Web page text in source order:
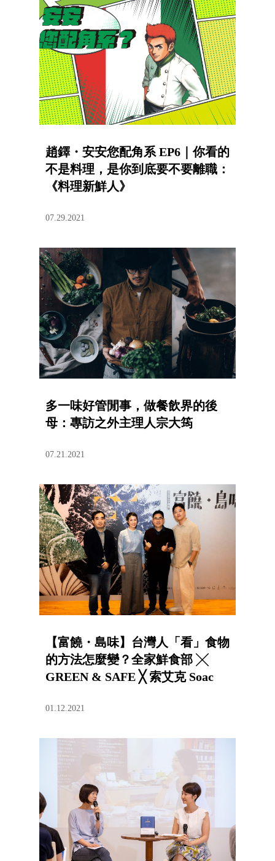
趙鐸・安安您配角系 EP6｜你看的
不是料理，是你到底要不要離職：
《料理新鮮人》
07.29.2021
多一味好管閒事，做餐飲界的後
母：專訪之外主理人宗大筠
07.21.2021
【富饒・島味】台灣人「看」食物
的方法怎麼變？全家鮮食部 ╳
GREEN & SAFE ╳ 索艾克 Soac
01.12.2021